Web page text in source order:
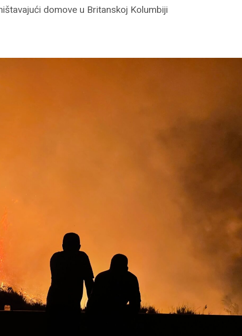
domove u Britanskoj Kolumbiji